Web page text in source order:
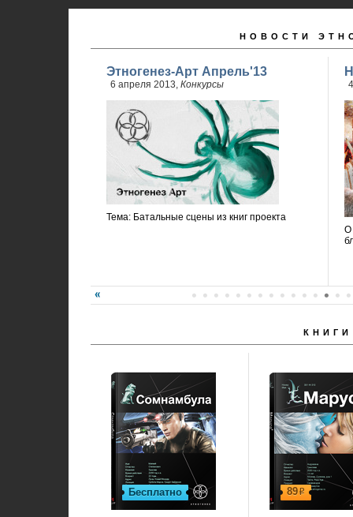
НОВОСТИ
Этногенез-Арт Апрель'13
6 апреля 2013, Конкурсы
Тема: Батальные сцены из книг проекта
О
КНИГИ
Бесплатно 89р